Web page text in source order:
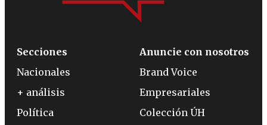
Secciones
Nacionales
+ análisis
Política
Anuncie con nosotros
Brand Voice
Empresariales
Colección ÚH